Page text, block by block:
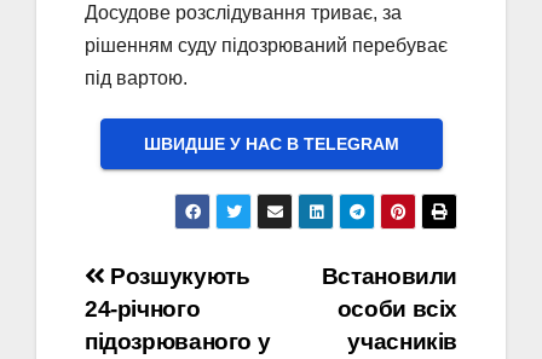
Досудове розслідування триває, за
рішенням суду підозрюваний перебуває
під вартою.
ШВИДШЕ У НАС В ТELEGRAM
Навігація
записів
Встановили
особи всіх
учасників
Розшукують
24-річного
підозрюваного у